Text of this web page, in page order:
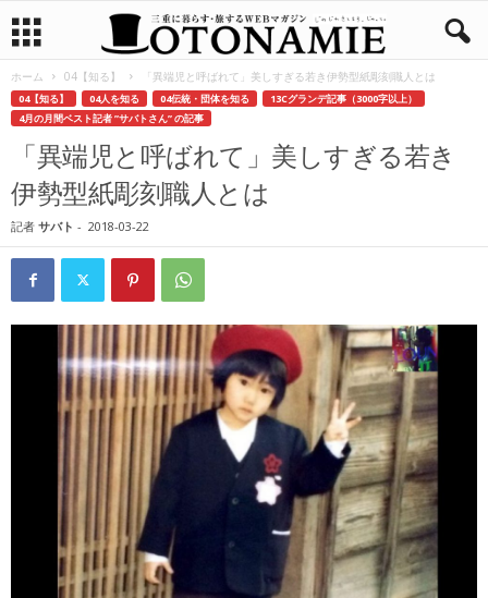
ホーム 04【知る】 「異端児と呼ばれて」美しすぎる若き伊勢型紙彫刻職人とは
04【知る】 04人を知る 04伝統・団体を知る
13Cグランデ記事（3000字以上）
4月の月間ベスト記者 ”サバトさん” の記事
「異端児と呼ばれて」美しすぎる若き
伊勢型紙彫刻職人とは
記者 サバト - 2018-03-22